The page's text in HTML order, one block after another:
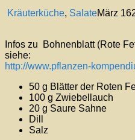
Kräuterküche, SalateMärz 16
Infos zu Bohnenblatt (Rote
siehe:
http://www.pflanzen-
50 g Blätter der Roten
100 g Zwiebellauch
20 g Saure Sahne
Dill
Salz